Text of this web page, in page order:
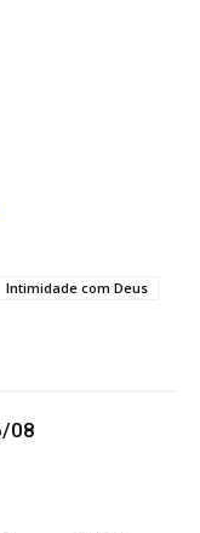
Intimidade com Deus
08